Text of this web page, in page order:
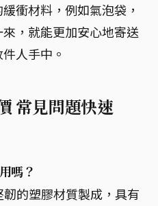
衝材料，例如氣泡袋，
，就能更加安心地寄送
人手中。
常見問題快速
嗎？
的塑膠材質製成，具有